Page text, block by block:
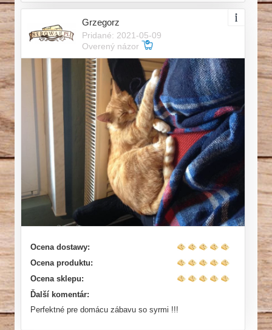
Grzegorz
Pridané: 2021-05-09
Overený názor
Ocena dostawy:
Ocena produktu:
Ocena sklepu:
Ďalší komentár:
Perfektné pre domácu zábavu so syrmi !!!